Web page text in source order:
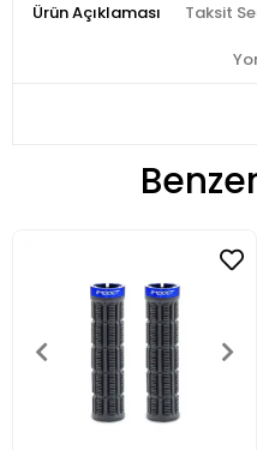
Ürün Açıklaması Taksit